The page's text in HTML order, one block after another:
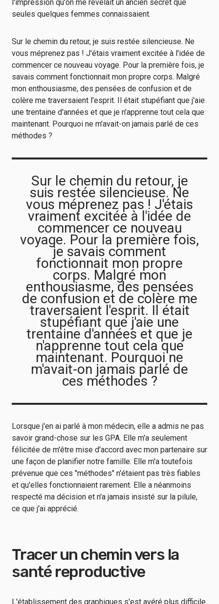
l'impression qu'on me révélait un ancien secret que
seules quelques femmes connaissaient.
Sur le chemin du retour, je suis restée silencieuse. Ne
vous méprenez pas ! J'étais vraiment excitée à l'idée de
commencer ce nouveau voyage. Pour la première fois, je
savais comment fonctionnait mon propre corps. Malgré
mon enthousiasme, des pensées de confusion et de
colère me traversaient l'esprit. Il était stupéfiant que j'aie
une trentaine d'années et que je n'apprenne tout cela que
maintenant. Pourquoi ne m'avait-on jamais parlé de ces
méthodes ?
Sur le chemin du retour, je
suis restée silencieuse. Ne
vous méprenez pas ! J'étais
vraiment excitée à l'idée de
commencer ce nouveau
voyage. Pour la première fois,
je savais comment
fonctionnait mon propre
corps. Malgré mon
enthousiasme, des pensées
de confusion et de colère me
traversaient l'esprit. Il était
stupéfiant que j'aie une
trentaine d'années et que je
n'apprenne tout cela que
maintenant. Pourquoi ne
m'avait-on jamais parlé de
ces méthodes ?
Lorsque j'en ai parlé à mon médecin, elle a admis ne pas
savoir grand-chose sur les GPA. Elle m'a seulement
félicitée de m'être mise d'accord avec mon partenaire sur
une façon de planifier notre famille. Elle m'a toutefois
prévenue que ces "méthodes" n'étaient pas très fiables
et qu'elles fonctionnaient rarement. Elle a néanmoins
respecté ma décision et n'a jamais insisté sur la pilule,
ce que j'ai apprécié.
Tracer un chemin vers la
santé reproductive
L'établissement des graphiques s'est avéré plus difficile